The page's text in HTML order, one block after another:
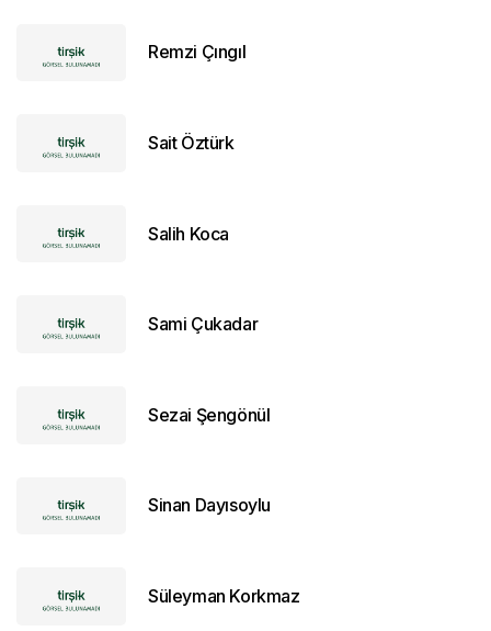
Remzi Çıngıl
Sait Öztürk
Salih Koca
Sami Çukadar
Sezai Şengönül
Sinan Dayısoylu
Süleyman Korkmaz